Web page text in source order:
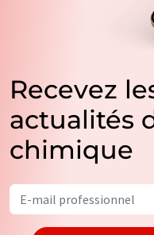
Recevez
actualités
chimique